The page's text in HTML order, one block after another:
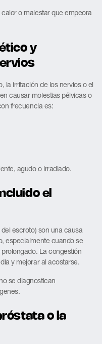
o malestar que empeora
y
la irritación de los nervios o el
causar molestias pélvicas o
frecuencia es:
agudo o irradiado.
el
escroto) son una causa
especialmente cuando se
La congestión
y mejorar al acostarse.
se diagnostican
o la